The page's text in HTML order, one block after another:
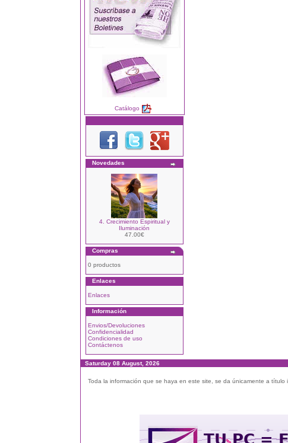
Catálogo
Novedades
4. Crecimiento Espiritual y
Iluminación
47.00€
Compras
0 productos
Enlaces
Enlaces
Información
Envios/Devoluciones
Confidencialidad
Condiciones de uso
Contáctenos
Saturday 08 August, 2026
Toda la información que se haya en este site, se da únicamente a